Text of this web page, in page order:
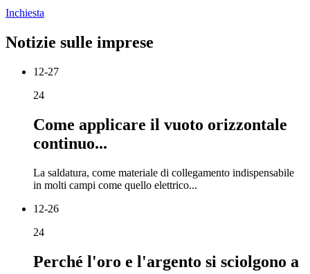
Inchiesta
Notizie sulle imprese
12-27
24
Come applicare il vuoto orizzontale
continuo...
La saldatura, come materiale di collegamento indispensabile
in molti campi come quello elettrico...
12-26
24
Perché l'oro e l'argento si sciolgono a